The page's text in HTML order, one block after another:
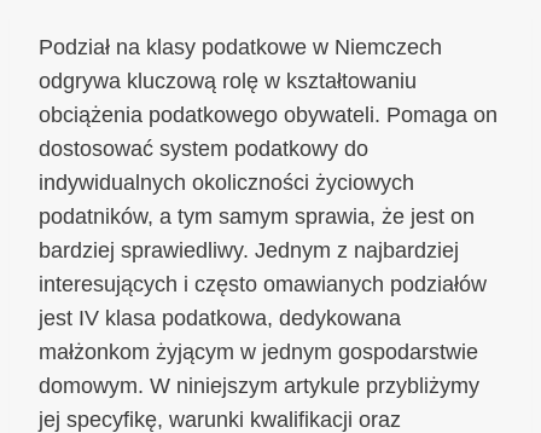
Podział na klasy podatkowe w Niemczech
odgrywa kluczową rolę w kształtowaniu
obciążenia podatkowego obywateli. Pomaga on
dostosować system podatkowy do
indywidualnych okoliczności życiowych
podatników, a tym samym sprawia, że jest on
bardziej sprawiedliwy. Jednym z najbardziej
interesujących i często omawianych podziałów
jest IV klasa podatkowa, dedykowana
małżonkom żyjącym w jednym gospodarstwie
domowym. W niniejszym artykule przybliżymy
jej specyfikę, warunki kwalifikacji oraz